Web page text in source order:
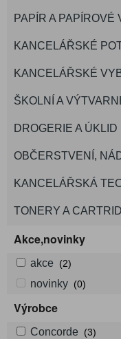
PAPÍR A PAPÍROVÉ
KANCELÁŘSKÉ
KANCELÁŘSKÉ
ŠKOLNÍ A
DROGERIE A ÚKLID
OBČERSTVENÍ,
KANCELÁŘSKÁ
TONERY A
Akce,novinky
akce (2)
novinky (0)
Výrobce
Concorde (3)